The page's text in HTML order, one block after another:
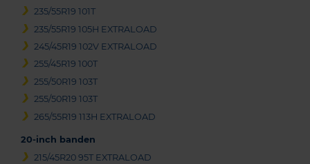
235/55R19 101T
235/55R19 105H EXTRALOAD
245/45R19 102V EXTRALOAD
255/45R19 100T
255/50R19 103T
255/50R19 103T
265/55R19 113H EXTRALOAD
20-inch banden
215/45R20 95T EXTRALOAD